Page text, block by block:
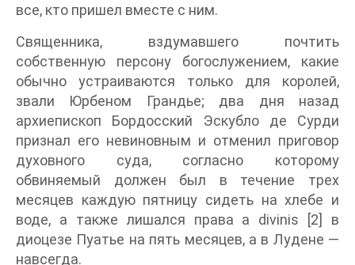
все, кто пришел вместе с ним.
Священника, вздумавшего почтить
собственную персону богослужением, какие
обычно устраиваются только для королей,
звали Юрбеном Грандье; два дня назад
архиепископ Бордосский Эскубло де Сурди
признал его невиновным и отменил приговор
духовного суда, согласно которому
обвиняемый должен был в течение трех
месяцев каждую пятницу сидеть на хлебе и
воде, а также лишался права a divinis [2] в
диоцезе Пуатье на пять месяцев, а в Лудене —
навсегда.